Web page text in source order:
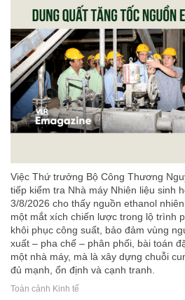
Việc Thứ trưởng Bộ Công Thương
tiếp kiểm tra Nhà máy Nhiên liệu sinh
3/8/2026 cho thấy nguồn ethanol
một mắt xích chiến lược trong lộ trình
khôi phục công suất, bảo đảm vùng
xuất – pha chế – phân phối, bài toán
một nhà máy, mà là xây dựng chuỗi
đủ mạnh, ổn định và cạnh tranh.
Toàn cảnh Kinh tế